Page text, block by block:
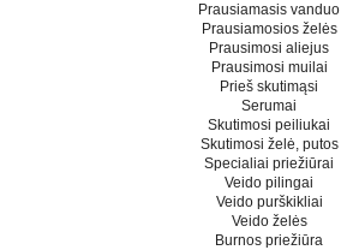
Prausiamasis vanduo
Prausiamosios želės
Prausimosi aliejus
Prausimosi muilai
Prieš skutimąsi
Serumai
Skutimosi peiliukai
Skutimosi želė, putos
Specialiai priežiūrai
Veido pilingai
Veido purškikliai
Veido želės
Burnos priežiūra